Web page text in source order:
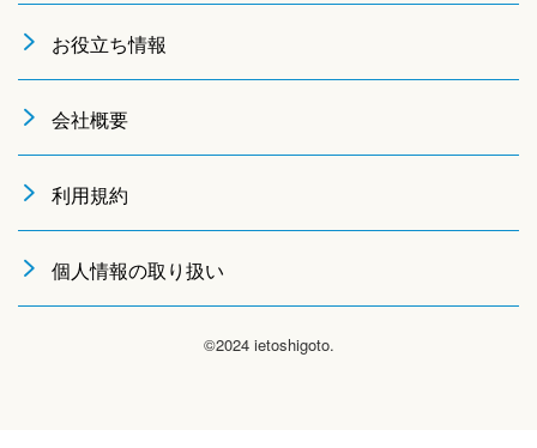
お役立ち情報
会社概要
利用規約
個人情報の取り扱い
©2024 ietoshigoto.